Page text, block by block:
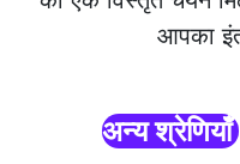
आपका
अन्य श्रेणियाँ